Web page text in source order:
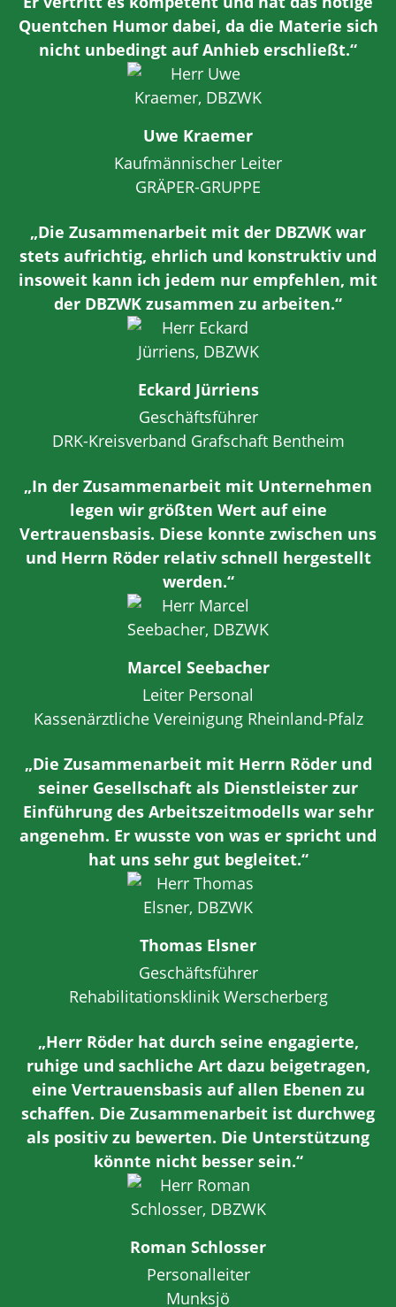
Quentchen Humor dabei, da die Materie sich
nicht unbedingt auf Anhieb erschließt.“
Uwe Kraemer
Kaufmännischer Leiter
GRÄPER-GRUPPE
„Die Zusammenarbeit mit der DBZWK war
stets aufrichtig, ehrlich und konstruktiv und
insoweit kann ich jedem nur empfehlen, mit
der DBZWK zusammen zu arbeiten.“
Eckard Jürriens
Geschäftsführer
DRK-Kreisverband Grafschaft Bentheim
„In der Zusammenarbeit mit Unternehmen
legen wir größten Wert auf eine
Vertrauensbasis. Diese konnte zwischen uns
und Herrn Röder relativ schnell hergestellt
werden.“
Marcel Seebacher
Leiter Personal
Kassenärztliche Vereinigung Rheinland-Pfalz
„Die Zusammenarbeit mit Herrn Röder und
seiner Gesellschaft als Dienstleister zur
Einführung des Arbeitszeitmodells war sehr
angenehm. Er wusste von was er spricht und
hat uns sehr gut begleitet.“
Thomas Elsner
Geschäftsführer
Rehabilitationsklinik Werscherberg
„Herr Röder hat durch seine engagierte,
ruhige und sachliche Art dazu beigetragen,
eine Vertrauensbasis auf allen Ebenen zu
schaffen. Die Zusammenarbeit ist durchweg
als positiv zu bewerten. Die Unterstützung
könnte nicht besser sein.“
Roman Schlosser
Personalleiter
Munksjö